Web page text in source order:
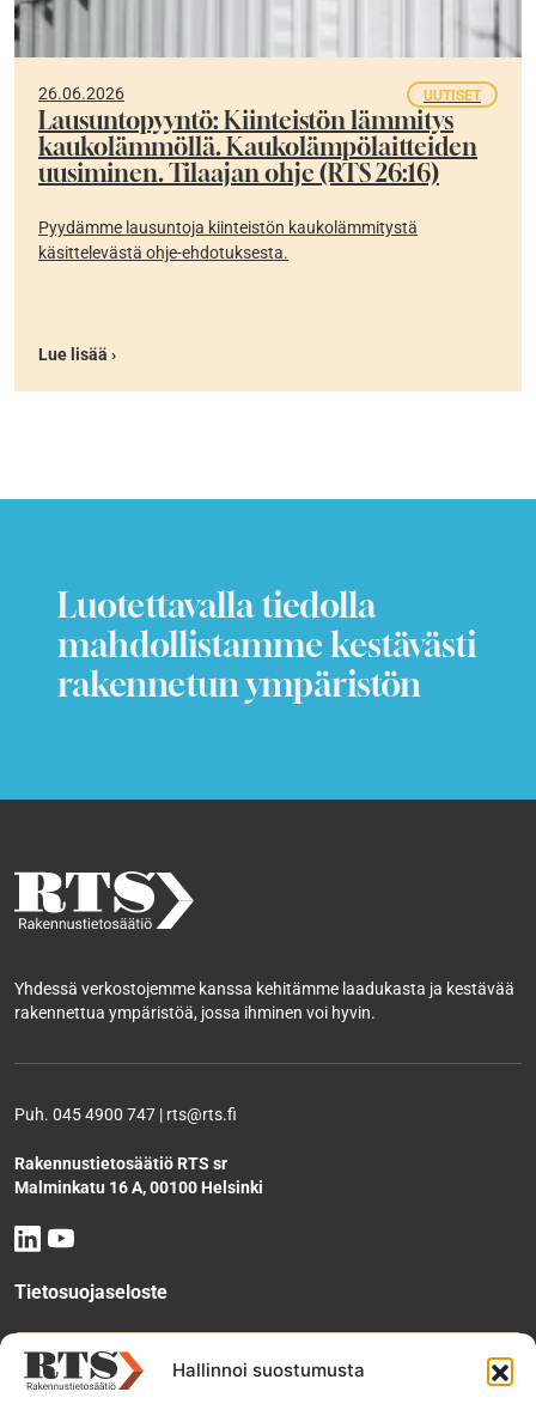
Hallinnoi suostumusta
26.06.2026 UUTISET
Lausuntopyyntö: Kiinteistön lämmitys
kaukolämmöllä. Kaukolämpölaitteiden
uusiminen. Tilaajan ohje (RTS 26:16)
Pyydämme lausuntoja kiinteistön kaukolämmitystä
käsittelevästä ohje-ehdotuksesta.
Lue lisää ›
Luotettavalla tiedolla
mahdollistamme kestävästi
rakennetun ympäristön
Yhdessä verkostojemme kanssa kehitämme laadukasta ja kestävää
rakennettua ympäristöä, jossa ihminen voi hyvin.
Puh. 045 4900 747 | rts@rts.fi
Rakennustietosäätiö RTS sr
Malminkatu 16 A, 00100 Helsinki
Tietosuojaseloste
Tee käyttölupahakemus